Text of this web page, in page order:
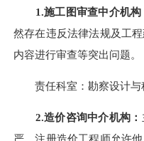
1.施工图审查中介机构
然存在违反法律法规及工
内容进行审查等突出问题。
责任科室：勘察设计与
2.造价咨询中介机构：